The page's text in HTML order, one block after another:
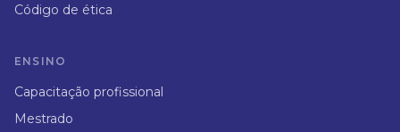
Código de ética
ENSINO
Capacitação profissional
Mestrado